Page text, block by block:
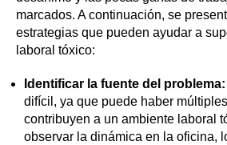
marcados. A continuación, se
estrategias que pueden ayudar a
laboral tóxico:
Identificar la fuente del problema:
difícil, ya que puede haber
contribuyen a un ambiente laboral
observar la dinámica en la oficina,